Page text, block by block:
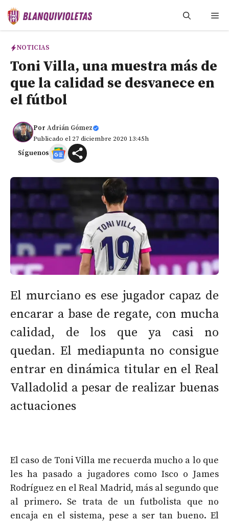
Saltar
NOTICIAS
Toni Villa, una muestra más de
que la calidad se desvanece en
el fútbol
Por Adrián Gómez
Publicado el 27 diciembre 2020 13:45h
Síguenos
El murciano es ese jugador capaz de
encarar a base de regate, con mucha
calidad, de los que ya casi no
quedan. El mediapunta no consigue
entrar en dinámica titular en el Real
Valladolid a pesar de realizar buenas
actuaciones
El caso de Toni Villa me recuerda mucho a lo que
les ha pasado a jugadores como Isco o James
Rodríguez en el Real Madrid, más al segundo que
al primero. Se trata de un futbolista que no
encaja en el sistema, pese a ser tan bueno. El